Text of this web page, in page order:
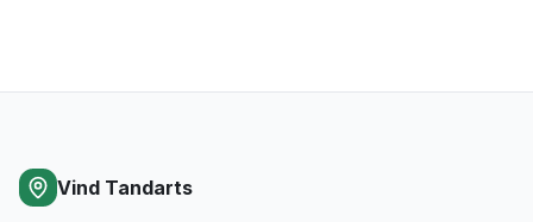
Vind Tandarts